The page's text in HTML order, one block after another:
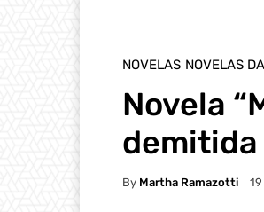
NOVELAS NOVELAS
Novela
demitida
By Martha Ramazotti